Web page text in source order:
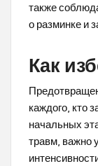
также
о разминке и
Как
каждого, кто
начальных
травм, важно